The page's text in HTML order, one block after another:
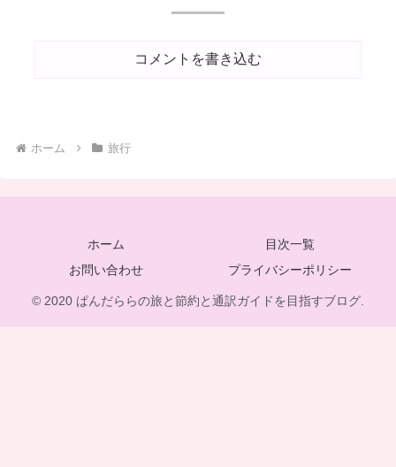
コメントを書き込む
ホーム 旅行
ホーム
目次一覧
お問い合わせ
プライバシーポリシー
© 2020 ぱんだららの旅と節約と通訳ガイドを目指すブログ.